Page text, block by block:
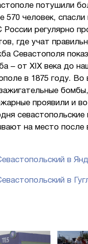
потушили
570 человек,
регулярно
где учат
Севастополя
– от XIX века до
в 1875 году.
проявили и
на место после
в
в